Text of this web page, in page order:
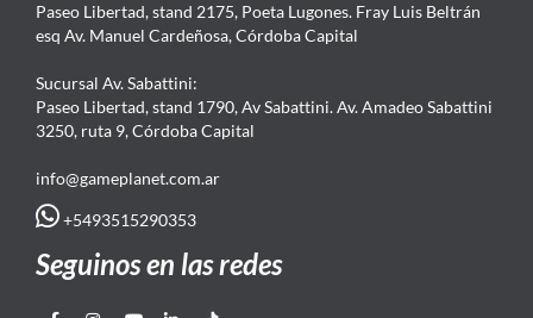
Paseo Libertad, stand 2175, Poeta Lugones. Fray Luis Beltrán
esq Av. Manuel Cardeñosa, Córdoba Capital
Sucursal Av. Sabattini:
Paseo Libertad, stand 1790, Av Sabattini. Av. Amadeo Sabattini
3250, ruta 9, Córdoba Capital
info@gameplanet.com.ar
+5493515290353
Seguinos en las redes